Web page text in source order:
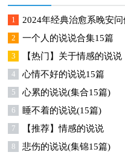
1 2024年经典治愈系晚安问
2 一个人的说说合集15篇
3 【热门】关于情感的说说
4 心情不好的说说15篇
5 心累的说说(集合15篇)
6 睡不着的说说(15篇)
7 【推荐】情感的说说
8 悲伤的说说(集锦15篇)